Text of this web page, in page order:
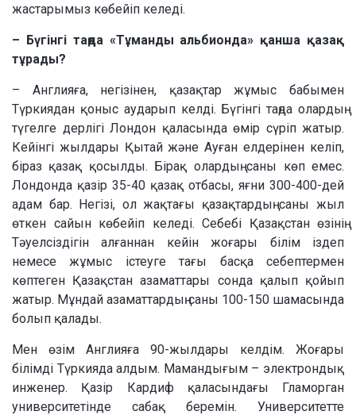
жастарымыз көбейіп келеді.
– Бүгінгі таңда «Тұманды альбионда» қанша қазақ
тұрады?
– Англияға, негізінен, қазақтар жұмыс бабымен
Түркиядан қоныс аударып келді. Бүгінгі таңда олардың
түгелге дерлігі Лондон қаласында өмір сүріп жатыр.
Кейінгі жылдары Қытай және Ауған елдерінен келіп,
біраз қазақ қосылды. Бірақ олардың саны көп емес.
Лондонда қазір 35-40 қазақ отбасы, яғни 300-400-дей
адам бар. Негізі, ол жақтағы қазақтардың саны жыл
өткен сайын көбейіп келеді. Себебі Қазақстан өзінің
Тәуелсіздігін алғаннан кейін жоғары білім іздеп
немесе жұмыс істеуге тағы басқа себептермен
көптеген Қазақстан азаматтары сонда қалып қойып
жатыр. Мұндай азаматтардың саны 100-150 шамасында
болып қалады.
Мен өзім Англияға 90-жылдары келдім. Жоғары
білімді Түркияда алдым. Мамандығым – электрондық
инженер. Қазір Кардиф қаласындағы Гламорган
университетінде сабақ беремін. Университетте